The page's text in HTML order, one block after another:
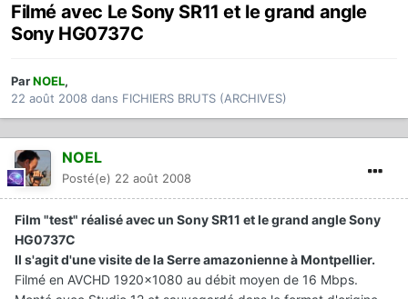
Filmé avec Le Sony SR11 et le grand angle
Sony HG0737C
ParNOEL,
22 août 2008 dans FICHIERS BRUTS (ARCHIVES)
NOEL
Posté(e) 22 août 2008
Film "test" réalisé avec un Sony SR11 et le grand angle Sony
HG0737C
Il s'agit d'une visite de la Serre amazonienne à Montpellier.
Filmé en AVCHD 1920x1080 au débit moyen de 16 Mbps.